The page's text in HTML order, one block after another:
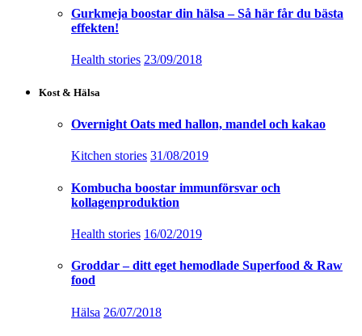
Gurkmeja boostar din hälsa – Så här får du bästa
effekten!
Health stories 23/09/2018
Kost & Hälsa
Overnight Oats med hallon, mandel och kakao
Kitchen stories 31/08/2019
Kombucha boostar immunförsvar och
kollagenproduktion
Health stories 16/02/2019
Groddar – ditt eget hemodlade Superfood & Raw
food
Hälsa 26/07/2018